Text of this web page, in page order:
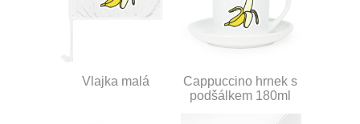
Vlajka malá
Cappuccino hrnek s
podšálkem 180ml